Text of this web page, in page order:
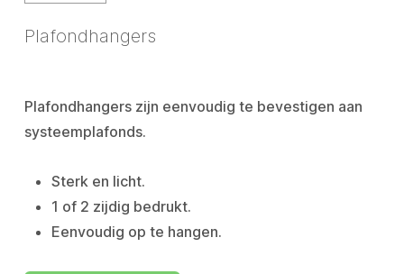
Plafondhangers
Plafondhangers zijn eenvoudig te bevestigen aan
systeemplafonds.
Sterk en licht.
1 of 2 zijdig bedrukt.
Eenvoudig op te hangen.